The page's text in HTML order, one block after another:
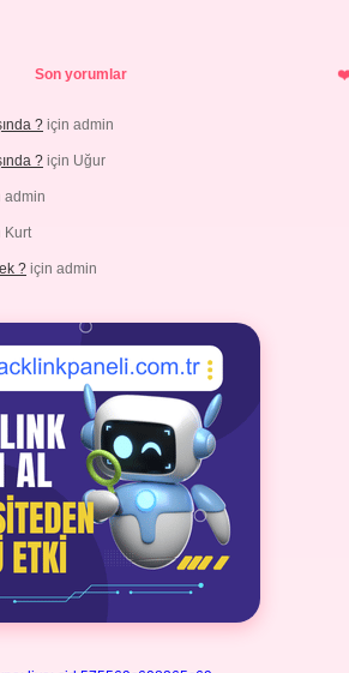
Son yorumlar
? için admin
? için Uğur
admin
Kurt
? için admin